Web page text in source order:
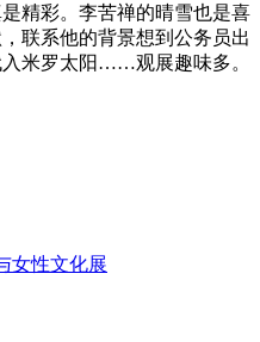
精彩。李苦禅的晴雪也是喜
联系他的背景想到公务员出
米罗太阳……观展趣味多。
女性文化展